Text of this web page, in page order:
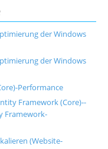
der Windows
der Windows
Performance
Framework (Core)--
Framework-
(Website-